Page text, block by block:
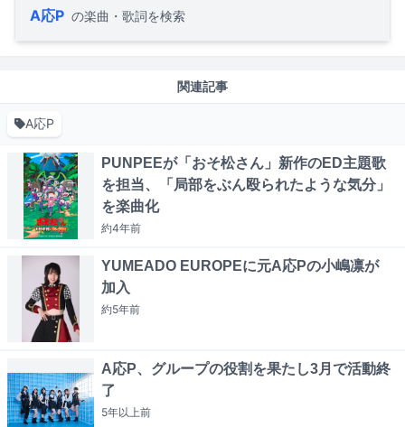
A応P の楽曲・歌詞を検索
関連記事
A応P
PUNPEEが「おそ松さん」新作のED主題歌
を担当、「局部をぶん殴られたような気分」
を楽曲化
約4年前
YUMEADO EUROPEに元A応Pの小嶋凛が
加入
約5年前
A応P、グループの役割を果たし3月で活動終
了
5年以上前